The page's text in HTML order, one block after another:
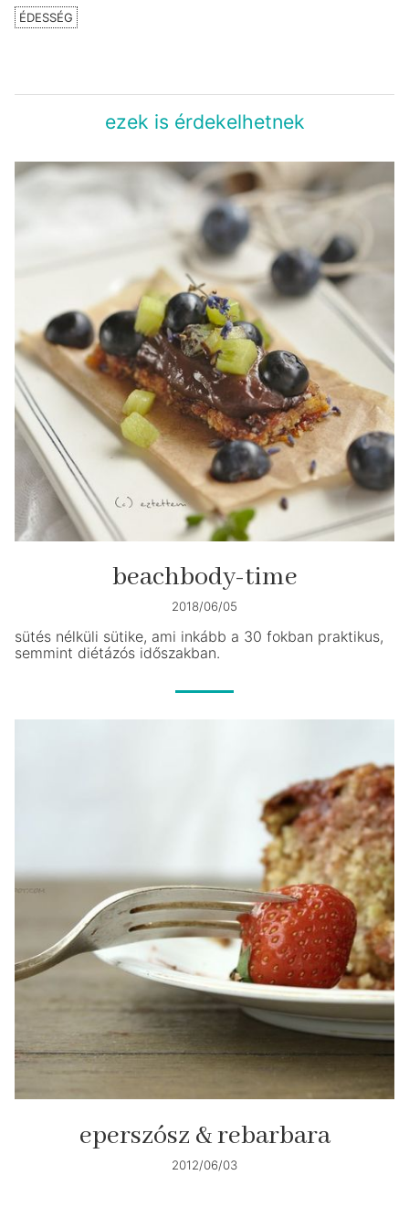
ÉDESSÉG
ezek is érdekelhetnek
beachbody-time
2018/06/05
sütés nélküli sütike, ami inkább a 30 fokban praktikus,
semmint diétázós időszakban.
eperszósz & rebarbara
2012/06/03